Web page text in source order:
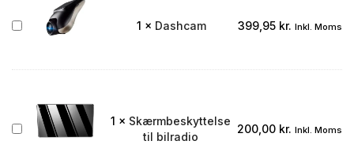
Dashcam 1 × Dashcam 399,95 kr. Inkl. Moms
Skærmbeskyttelse
1 × Skærmbeskyttelse
til bilradio
200,00 kr. Inkl. Moms